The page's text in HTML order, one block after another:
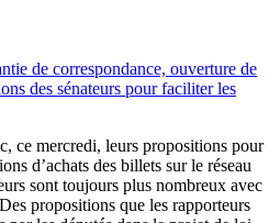
de correspondance, ouverture de
des sénateurs pour faciliter les
ce mercredi, leurs propositions pour
d’achats des billets sur le réseau
sont toujours plus nombreux avec
propositions que les rapporteurs